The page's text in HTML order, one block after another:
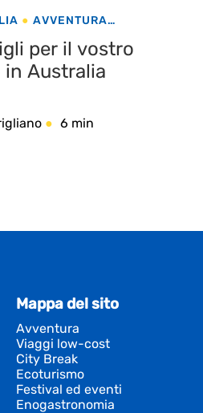
AVVENTURA
per il vostro
in Australia
6 min
Mappa del sito
Avventura
Viaggi low-cost
City Break
Ecoturismo
Festival ed eventi
Enogastronomia